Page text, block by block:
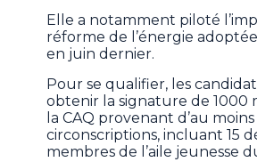
Elle a notamment piloté
réforme de l’énergie
en juin dernier.
Pour se qualifier, les
obtenir la signature de 1000
la CAQ provenant d’au moins
circonscriptions, incluant 15
membres de l’aile jeunesse